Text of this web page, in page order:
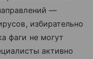
—
избирательно
фаги не могут
активно